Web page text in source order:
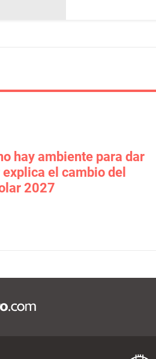
hay ambiente para dar
el cambio del
2027